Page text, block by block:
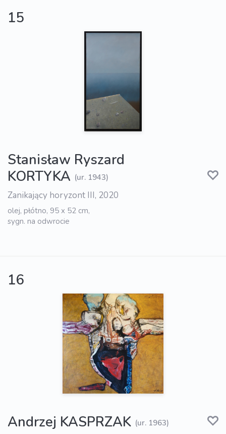
15
Stanisław Ryszard
KORTYKA (ur. 1943)
Zanikający horyzont III, 2020
olej, płótno, 95 x 52 cm,
sygn. na odwrocie
16
Andrzej KASPRZAK (ur. 1963)